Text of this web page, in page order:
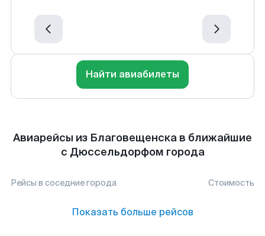
Найти авиабилеты
Авиарейсы из Благовещенска в ближайшие
с Дюссельдорфом города
Рейсы в соседние города Стоимость
Показать больше рейсов